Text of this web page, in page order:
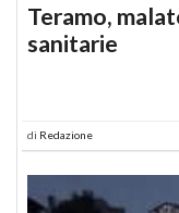
Teramo,
sanitarie
di Redazione